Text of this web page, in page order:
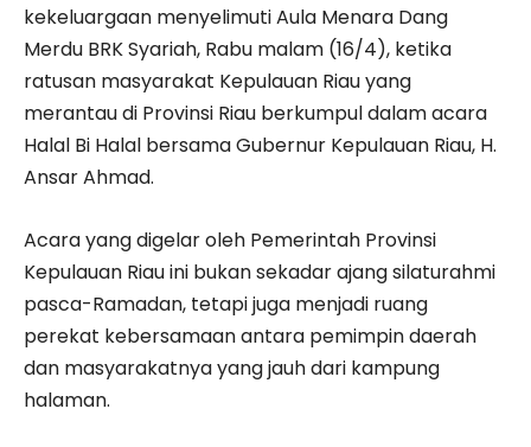
kekeluargaan menyelimuti Aula Menara Dang
Merdu BRK Syariah, Rabu malam (16/4), ketika
ratusan masyarakat Kepulauan Riau yang
merantau di Provinsi Riau berkumpul dalam acara
Halal Bi Halal bersama Gubernur Kepulauan Riau, H.
Ansar Ahmad.
Acara yang digelar oleh Pemerintah Provinsi
Kepulauan Riau ini bukan sekadar ajang silaturahmi
pasca-Ramadan, tetapi juga menjadi ruang
perekat kebersamaan antara pemimpin daerah
dan masyarakatnya yang jauh dari kampung
halaman.